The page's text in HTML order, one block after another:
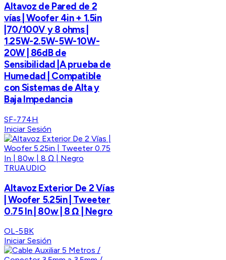
Altavoz de Pared de 2
vías | Woofer 4in + 1.5in
|70/100V y 8 ohms |
1.25W-2.5W-5W-10W-
20W | 86dB de
Sensibilidad |A prueba de
Humedad | Compatible
con Sistemas de Alta y
Baja Impedancia
SF-774H
Iniciar Sesión
TRUAUDIO
Altavoz Exterior De 2 Vías
| Woofer 5.25in | Tweeter
0.75 In | 80w | 8 Ω | Negro
OL-5BK
Iniciar Sesión